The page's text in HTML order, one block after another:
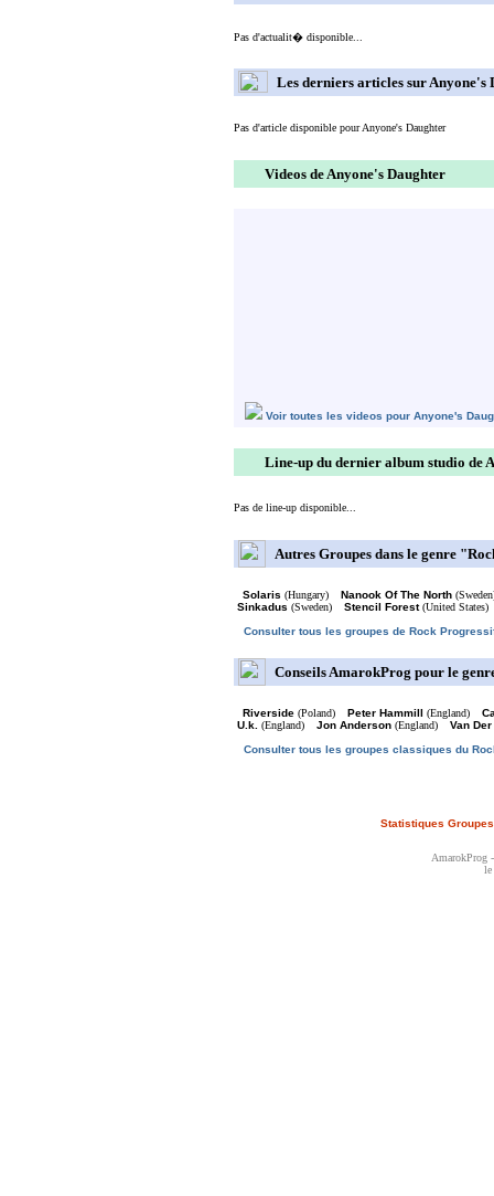
Pas d'actualit� disponible...
Les derniers articles sur Anyone's
Pas d'article disponible pour Anyone's Daughter
Videos de Anyone's Daughter
Voir toutes les videos pour Anyone's
Line-up du dernier album studio de
Pas de line-up disponible...
Autres Groupes dans le genre
Solaris (Hungary) Nanook Of The North
Sinkadus (Sweden) Stencil Forest(United States)
Consulter tous les groupes de Rock
Conseils AmarokProg pour le
Riverside (Poland) Peter Hammill (England)
U.k. (England) Jon Anderson (England)
Van
Consulter tous les groupes classiques du
Statistiques Groupes
AmarokProg
le